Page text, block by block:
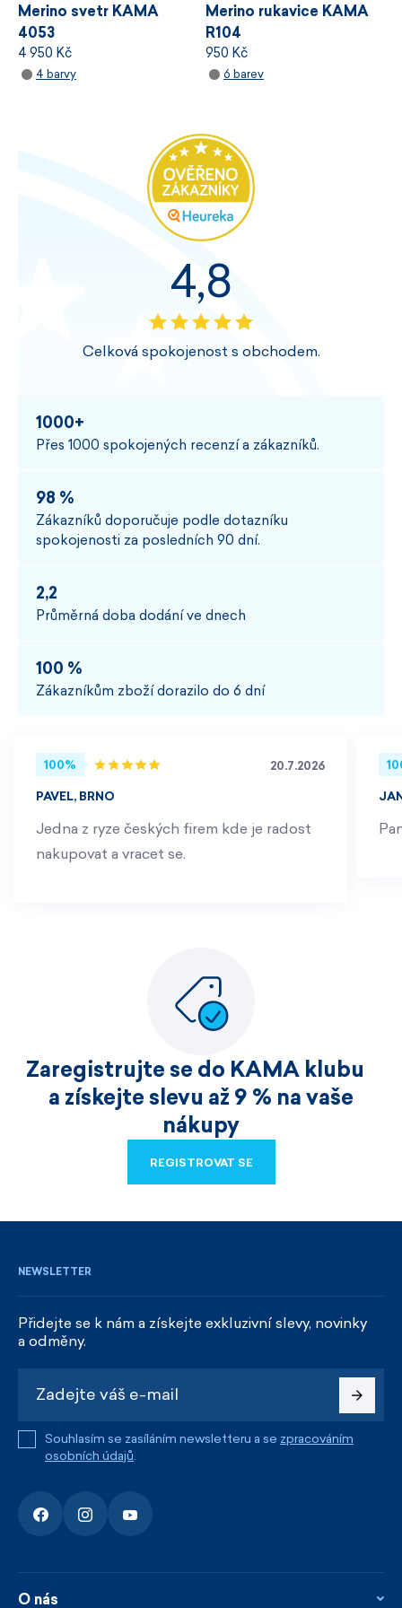
Merino svetr KAMA
4053
4 950 Kč
4 barvy
Merino rukavice KAMA
R104
950 Kč
6 barev
4,8
Celková spokojenost s obchodem.
1000+
Přes 1000 spokojených recenzí a zákazníků.
98 %
Zákazníků doporučuje podle dotazníku
spokojenosti za posledních 90 dní.
2,2
Průměrná doba dodání ve dnech
100 %
Zákazníkům zboží dorazilo do 6 dní
100% 20.7.2026
PAVEL, BRNO
Jedna z ryze českých firem kde je radost
nakupovat a vracet se.
Zaregistrujte se do KAMA klubu
a získejte slevu až 9 % na vaše
nákupy
REGISTROVAT SE
NEWSLETTER
Přidejte se k nám a získejte exkluzivní slevy, novinky
a odměny.
Souhlasím se zasíláním newsletteru a se zpracováním
osobních údajů.
O nás